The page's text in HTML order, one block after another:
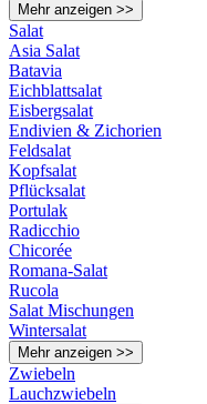
Mehr anzeigen >>
Salat
Asia Salat
Batavia
Eichblattsalat
Eisbergsalat
Endivien & Zichorien
Feldsalat
Kopfsalat
Pflücksalat
Portulak
Radicchio
Chicorée
Romana-Salat
Rucola
Salat Mischungen
Wintersalat
Mehr anzeigen >>
Zwiebeln
Lauchzwiebeln